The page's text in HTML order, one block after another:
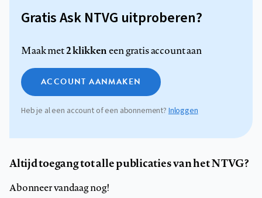
Gratis Ask NTVG uitproberen?
Maak met2 klikkeneen gratis account aan
ACCOUNT AANMAKEN
Heb je al een account of een abonnement?Inloggen
Altijd toegang tot alle publicaties van het NTVG?
Abonneer vandaag nog!